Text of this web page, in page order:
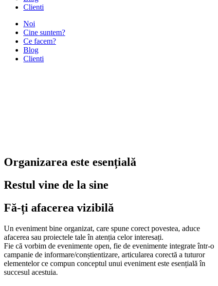
Clienti
Noi
Cine suntem?
Ce facem?
Blog
Clienti
Organizarea este esențială
Restul vine de la sine
Fă-ți afacerea vizibilă
Un eveniment bine organizat, care spune corect povestea, aduce
afacerea sau proiectele tale în atenția celor interesați.
Fie că vorbim de evenimente open, fie de evenimente integrate într-o
campanie de informare/conștientizare, articularea corectă a tuturor
elementelor ce compun conceptul unui eveniment este esențială în
succesul acestuia.